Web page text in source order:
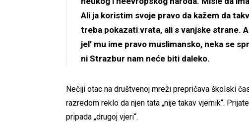
Ali ja koristim svoje pravo da kažem da
treba pokazati vrata, ali s vanjske strane.
jel’ mu ime pravo muslimansko, neka se
ni Strazbur nam neće biti daleko.
Nečiji otac na društvenoj mreži prepričava školski
razredom reklo da njen tata „nije takav vjernik“.
pripada „drugoj vjeri“.